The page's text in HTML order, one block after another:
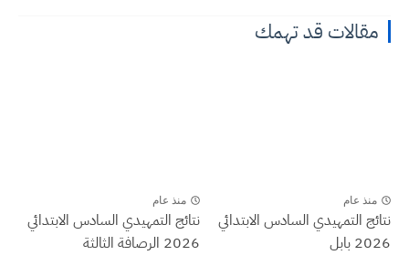
مقالات قد تهمك
منذ عام
نتائج التمهيدي السادس الابتدائي
2026 بابل
منذ عام
نتائج التمهيدي السادس الابتدائي
2026 الرصافة الثالثة